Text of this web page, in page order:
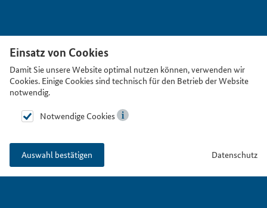
Einsatz von Cookies
Damit Sie unsere Website optimal nutzen können, verwenden wir
Cookies. Einige Cookies sind technisch für den Betrieb der Website
notwendig.
Notwendige Cookies
Auswahl bestätigen Datenschutz